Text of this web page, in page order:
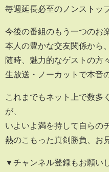
毎週延長必至のノンストッ
今後の番組のもう一つのお
本人の豊かな交友関係から、
随時、魅力的なゲストの方
生放送・ノーカットで本音
これまでもネット上で数多
が、
いよいよ満を持して自らの
熱のこもった真剣勝負、お
▼チャンネル登録もお願い